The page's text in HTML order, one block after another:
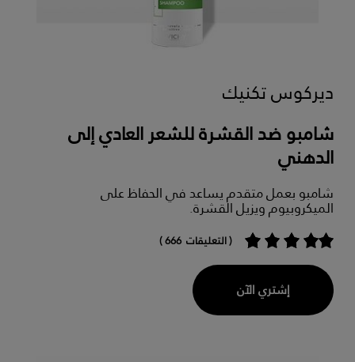
ديركوس تكنيك
شامبو ضد القشرة للشعر العادي إلى
الدهني
شامبو بعمل متقدم يساعد في الحفاظ على
الميكروبيوم ويزيل القشرة.
( التعليقات 666 )
إشتري الآن